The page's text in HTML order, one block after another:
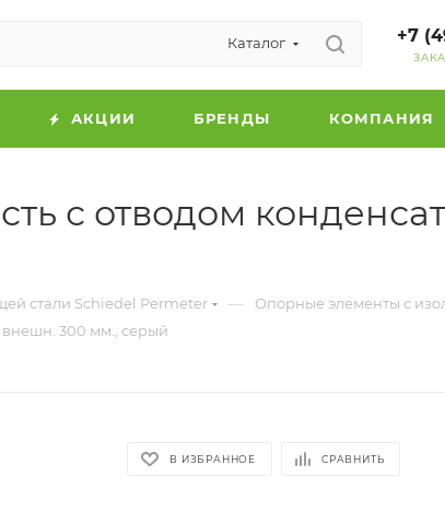
Каталог +7
АКЦИИ БРЕНДЫ КОМПАНИЯ
с отводом
стали Schiedel Permeter — Опорные элементы с
внешн. 300 мм., серый
В ИЗБРАННОЕ СРАВНИТЬ